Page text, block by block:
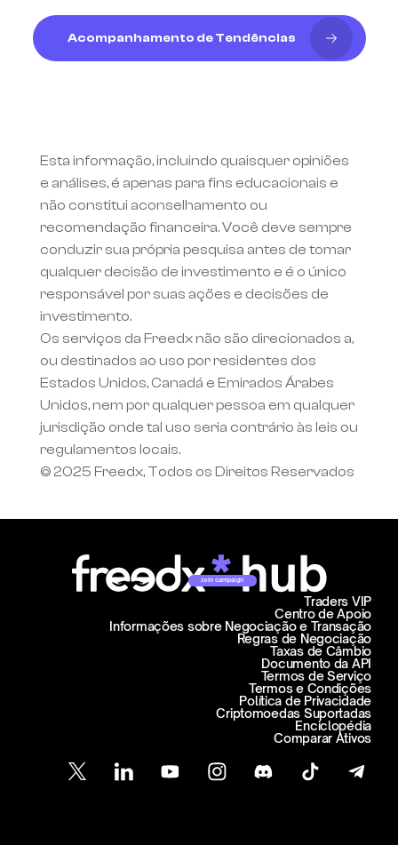
Acompanhamento de Tendências
Esta informação, incluindo quaisquer opiniões
e análises, é apenas para fins educacionais e
não constitui aconselhamento ou
recomendação financeira. Você deve sempre
conduzir sua própria pesquisa antes de tomar
qualquer decisão de investimento e é o único
responsável por suas ações e decisões de
investimento.
Os serviços da Freedx não são direcionados a,
ou destinados ao uso por residentes dos
Estados Unidos, Canadá e Emirados Árabes
Unidos, nem por qualquer pessoa em qualquer
jurisdição onde tal uso seria contrário às leis ou
regulamentos locais.
© 2025 Freedx, Todos os Direitos Reservados
Join campaign
Centro de Apoio
Informações sobre Negociação e Transação
Traders VIP
Regras de Negociação
Taxas de Câmbio
Documento da API
Termos de Serviço
Termos e Condições
Política de Privacidade
Criptomoedas Suportadas
Enciclopédia
Comparar Ativos